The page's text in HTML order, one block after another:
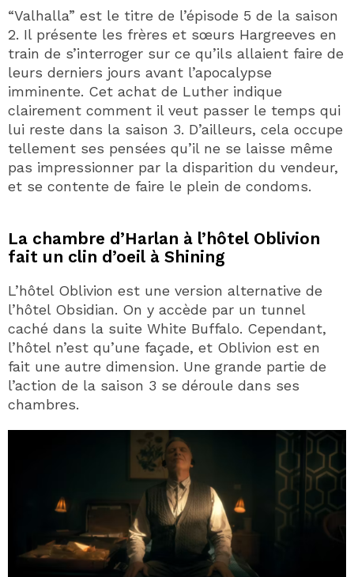
“Valhalla” est le titre de l’épisode 5 de la saison
2. Il présente les frères et sœurs Hargreeves en
train de s’interroger sur ce qu’ils allaient faire de
leurs derniers jours avant l’apocalypse
imminente. Cet achat de Luther indique
clairement comment il veut passer le temps qui
lui reste dans la saison 3. D’ailleurs, cela occupe
tellement ses pensées qu’il ne se laisse même
pas impressionner par la disparition du vendeur,
et se contente de faire le plein de condoms.
La chambre d’Harlan à l’hôtel Oblivion
fait un clin d’oeil à Shining
L’hôtel Oblivion est une version alternative de
l’hôtel Obsidian. On y accède par un tunnel
caché dans la suite White Buffalo. Cependant,
l’hôtel n’est qu’une façade, et Oblivion est en
fait une autre dimension. Une grande partie de
l’action de la saison 3 se déroule dans ses
chambres.